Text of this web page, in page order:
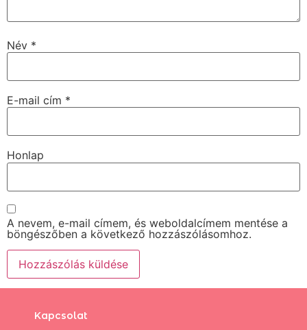
Név *
E-mail cím *
Honlap
A nevem, e-mail címem, és weboldalcímem mentése a
böngészőben a következő hozzászólásomhoz.
Kapcsolat